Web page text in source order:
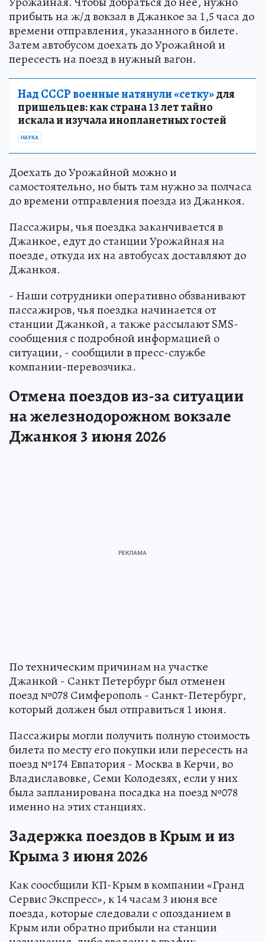
прибыть на ж/д вокзал в Джанкое за 1,5 часа до
времени отправления, указанного в билете.
Затем автобусом доехать до Урожайной и
пересесть на поезд в нужный вагон.
Над СССР военные натянули «сетку»для
пришельцев: как страна 13 лет тайно
искала и изучала инопланетных гостей
НАУКА
Доехать до Урожайной можно и
самостоятельно, но быть там нужно за полчаса
до времени отправления поезда из Джанкоя.
Пассажиры, чья поездка заканчивается в
Джанкое, едут до станции Урожайная на
поезде, откуда их на автобусах доставляют до
Джанкоя.
- Наши сотрудники оперативно обзванивают
пассажиров, чья поездка начинается от
станции Джанкой, а также рассылают SMS-
сообщения с подробной информацией о
ситуации, - сообщили в пресс-службе
компании-перевозчика.
Отмена поездов из-за ситуации
на железнодорожном вокзале
Джанкоя 3 июня 2026
По техническим причинам на участке
Джанкой - Санкт Петербург был отменен
поезд №078 Симферополь - Санкт-Петербург,
который должен был отправиться 1 июня.
Пассажиры могли получить полную стоимость
билета по месту его покупки или пересесть на
поезд №174 Евпатория - Москва в Керчи, во
Владиславовке, Семи Колодезях, если у них
была запланирована посадка на поезд №078
именно на этих станциях.
Задержка поездов в Крым и из
Крыма 3 июня 2026
Как соосбщили КП-Крым в компании «Гранд
Сервис Экспресс», к 14 часам 3 июня все
поезда, которые следовали с опозданием в
Крым или обратно прибыли на станции